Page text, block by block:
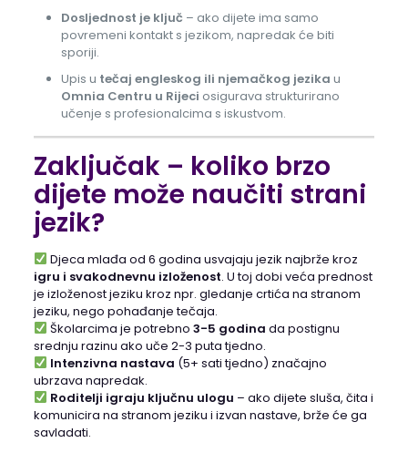
Dosljednost je ključ – ako dijete ima samo
povremeni kontakt s jezikom, napredak će biti
sporiji.
Upis u tečaj engleskog ili njemačkog jezika u
Omnia Centru u Rijeci osigurava strukturirano
učenje s profesionalcima s iskustvom.
Zaključak – koliko brzo
dijete može naučiti strani
jezik?
Djeca mlađa od 6 godina usvajaju jezik najbrže kroz
igru i svakodnevnu izloženost. U toj dobi veća prednost
je izloženost jeziku kroz npr. gledanje crtića na stranom
jeziku, nego pohađanje tečaja.
Školarcima je potrebno 3-5 godina da postignu
srednju razinu ako uče 2-3 puta tjedno.
Intenzivna nastava (5+ sati tjedno) značajno
ubrzava napredak.
Roditelji igraju ključnu ulogu – ako dijete sluša, čita i
komunicira na stranom jeziku i izvan nastave, brže će ga
savladati.